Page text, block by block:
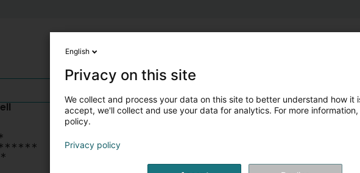
English
Privacy on this site
We collect and process your data on this site to better understand how it
accept, we'll collect and use your data for analytics. For more
policy.
Privacy policy